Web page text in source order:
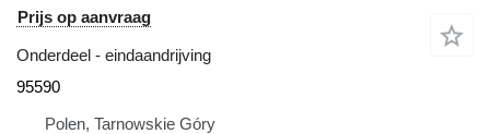
Prijs op aanvraag
Onderdeel - eindaandrijving
95590
Polen, Tarnowskie Góry